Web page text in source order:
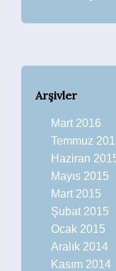
Arşivler
Mart 2016
Temmuz
Haziran
Mayıs 2015
Mart 2015
Şubat 2015
Ocak 2015
Aralık 2014
Kasım 2014